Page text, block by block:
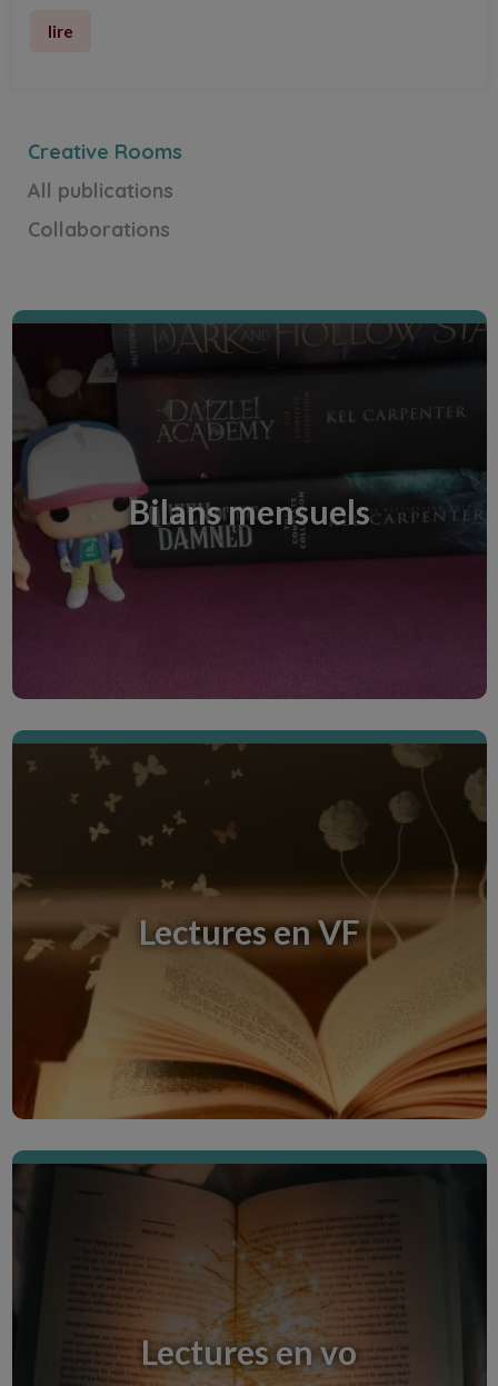
lire
Creative Rooms
All publications
Collaborations
Mes chères, chers abonnées, abonnés vous
Discover the Creative Room
Bilans mensuels
Lectures en VF
Bonjour à toutes et à tous vous trouverez ici
toutes mes lectures en langue française.
Discover the Creative Room
Lectures en VF
Lectures en vo
Bonjour à toutes et à tous vous trouverez ici
toutes mes lectures en langues étrangères aussi
Discover the Creative Room
Lectures en vo
Chroniques littéraires.
Chères, Chers abonnés voici mes chroniques
littéraires que vous pourrez trouver ici.
Discover the Creative Room